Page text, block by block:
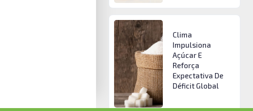
Clima
Impulsiona
Açúcar E
Reforça
Expectativa De
Déficit Global